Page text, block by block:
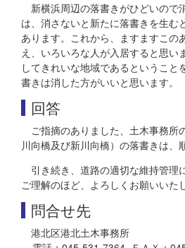
新横浜周辺の落書きがひどいので
は、消さないと新たに落書きを生む
あります。これから、ますますこの
え、いろいろな人が入居すると思い
してきれいな地域であるということ
書きは消した方がいいと思います。
回答
ご指摘のありました、土木事務所
川向橋及び新川向橋）の落書きは、
引き続き、道路の適切な維持管理
ご理解のほど、よろしくお願いいた
問合せ先
港北区港北土木事務所